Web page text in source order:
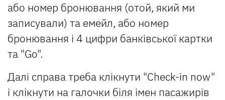
або номер бронювання (отой, який ми
записували) та емейл, або номер
бронювання і 4 цифри банківської картки
та "Go".
Далі справа треба клікнути "Check-in now"
і клікнути на галочки біля імен пасажирів